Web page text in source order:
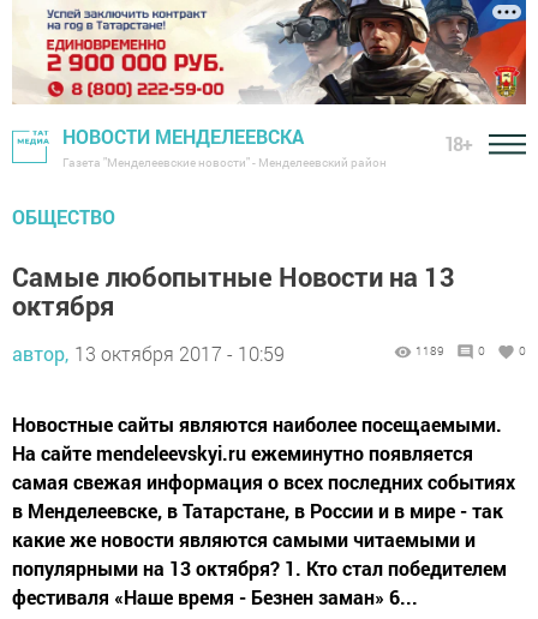
НОВОСТИ МЕНДЕЛЕЕВСКА
Газета "Менделеевские новости" - Менделеевский район
18+
ОБЩЕСТВО
Самые любопытные Новости на 13
октября
автор, 13 октября 2017 - 10:59 1189 0 0
Новостные сайты являются наиболее посещаемыми.
На сайте mendeleevskyi.ru ежеминутно появляется
самая свежая информация о всех последних событиях
в Менделеевске, в Татарстане, в России и в мире - так
какие же новости являются самыми читаемыми и
популярными на 13 октября? 1. Кто стал победителем
фестиваля «Наше время - Безнен заман» 6...